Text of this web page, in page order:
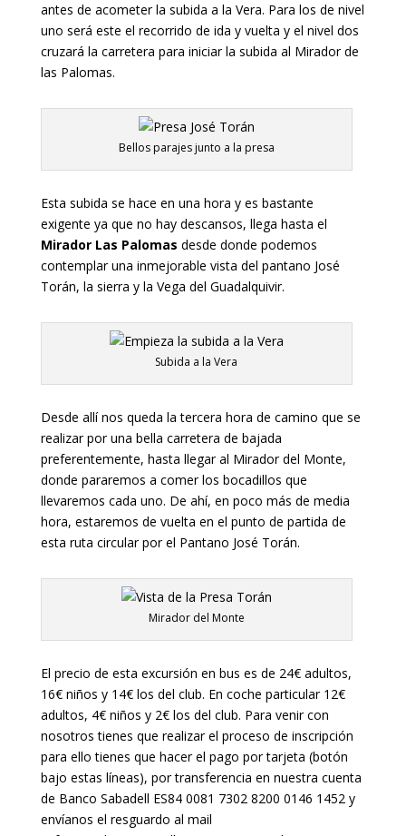
antes de acometer la subida a la Vera. Para los de nivel
uno será este el recorrido de ida y vuelta y el nivel dos
cruzará la carretera para iniciar la subida al Mirador de
las Palomas.
Bellos parajes junto a la presa
Esta subida se hace en una hora y es bastante
exigente ya que no hay descansos, llega hasta el
Mirador Las Palomas desde donde podemos
contemplar una inmejorable vista del pantano José
Torán, la sierra y la Vega del Guadalquivir.
Subida a la Vera
Desde allí nos queda la tercera hora de camino que se
realizar por una bella carretera de bajada
preferentemente, hasta llegar al Mirador del Monte,
donde pararemos a comer los bocadillos que
llevaremos cada uno. De ahí, en poco más de media
hora, estaremos de vuelta en el punto de partida de
esta ruta circular por el Pantano José Torán.
Mirador del Monte
El precio de esta excursión en bus es de 24€ adultos,
16€ niños y 14€ los del club. En coche particular 12€
adultos, 4€ niños y 2€ los del club. Para venir con
nosotros tienes que realizar el proceso de inscripción
para ello tienes que hacer el pago por tarjeta (botón
bajo estas líneas), por transferencia en nuestra cuenta
de Banco Sabadell ES84 0081 7302 8200 0146 1452 y
envíanos el resguardo al mail